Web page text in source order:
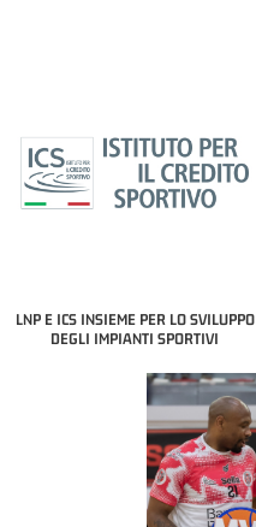
LNP E ICS INSIEME PER LO SVILUPPO
DEGLI IMPIANTI SPORTIVI